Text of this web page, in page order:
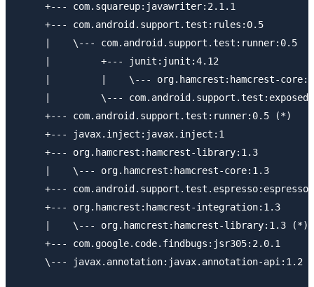
     +--- com.squareup:javawriter:2.1.1
     +--- com.android.support.test:rules:0.5
     |    \--- com.android.support.test:runner:0.5
     |         +--- junit:junit:4.12
|         |    \--- org.hamcrest:hamcrest-
|         \---
     +--- com.android.support.test:runner:0.5 (*)
     +--- javax.inject:javax.inject:1
     +--- org.hamcrest:hamcrest-library:1.3
     |    \--- org.hamcrest:hamcrest-core:1.3
+---
     +--- org.hamcrest:hamcrest-integration:1.3
     |    \--- org.hamcrest:hamcrest-library:1.3 (*)
     +--- com.google.code.findbugs:jsr305:2.0.1
     \--- javax.annotation:javax.annotation-api:1.2